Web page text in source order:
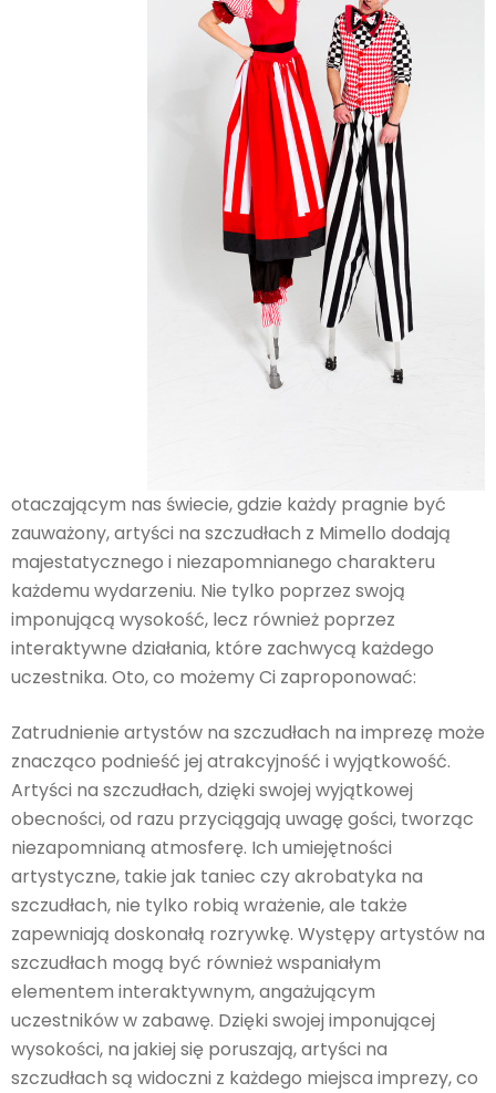
otaczającym nas świecie, gdzie każdy pragnie być
zauważony, artyści na szczudłach z Mimello dodają
majestatycznego i niezapomnianego charakteru
każdemu wydarzeniu. Nie tylko poprzez swoją
imponującą wysokość, lecz również poprzez
interaktywne działania, które zachwycą każdego
uczestnika. Oto, co możemy Ci zaproponować:
Zatrudnienie artystów na szczudłach na imprezę może
znacząco podnieść jej atrakcyjność i wyjątkowość.
Artyści na szczudłach, dzięki swojej wyjątkowej
obecności, od razu przyciągają uwagę gości, tworząc
niezapomnianą atmosferę. Ich umiejętności
artystyczne, takie jak taniec czy akrobatyka na
szczudłach, nie tylko robią wrażenie, ale także
zapewniają doskonałą rozrywkę. Występy artystów na
szczudłach mogą być również wspaniałym
elementem interaktywnym, angażującym
uczestników w zabawę. Dzięki swojej imponującej
wysokości, na jakiej się poruszają, artyści na
szczudłach są widoczni z każdego miejsca imprezy, co